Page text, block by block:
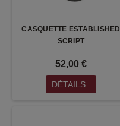
CASQUETTE ESTABLISHED
SCRIPT
52,00 €
DÉTAILS